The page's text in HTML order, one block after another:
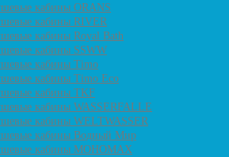
кабины ORANS
кабины RIVER
кабины Royal Bath
кабины SSWW
кабины Timo
кабины Timo Eco
кабины TKF
кабины WASSERFALLE
кабины WELTWASSER
кабины Водный Мир
кабины МОНОМАХ